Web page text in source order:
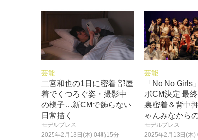
芸能
二宮和也の1日に密着 部屋
着でくつろぐ姿・撮影中
の様子…新CMで飾らない
日常描く
モデルプレス
2025年2月13日(木) 04時15分
芸能
「No No Girls
ボCM決定 最
裏密着＆背中
ゃんみなから
モデルプレス
2025年2月13日(木)